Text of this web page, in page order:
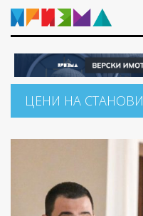
ЦЕНИ НА СТАНОВИ